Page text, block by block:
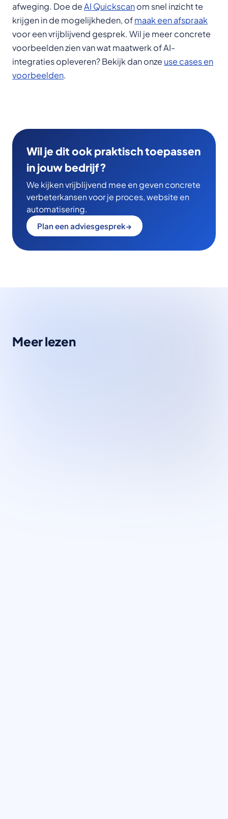
afweging. Doe deAI Quickscanom snel inzicht te
krijgen in de mogelijkheden, ofmaak een afspraak
voor een vrijblijvend gesprek. Wil je meer concrete
voorbeelden zien van wat maatwerk of AI-
integraties opleveren? Bekijk dan onzeuse cases en
voorbeelden.
Wil je dit ook praktisch toepassen
in jouw bedrijf?
We kijken vrijblijvend mee en geven concrete
verbeterkansen voor je proces, website en
automatisering.
Plan een adviesgesprek→
Meer lezen